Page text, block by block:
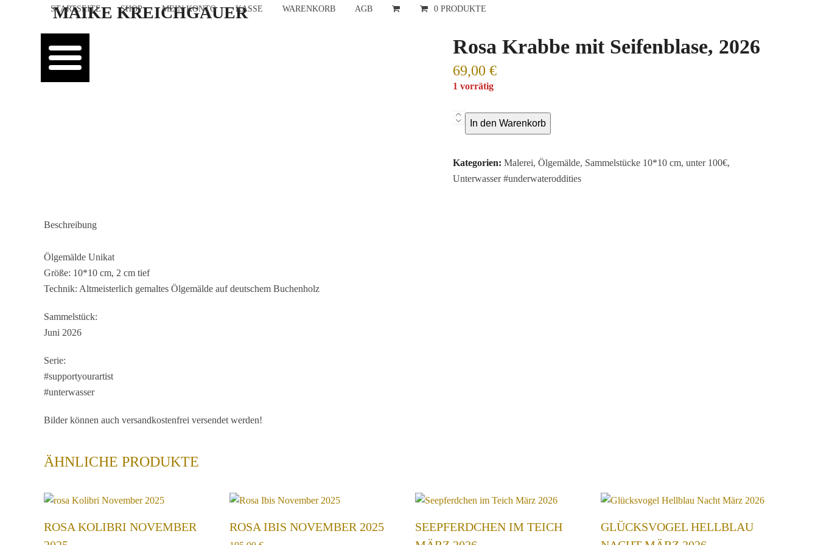
MAIKE KREICHGAUER
STARTSEITE SHOP MEIN KONTO KASSE WARENKORB AGB 0 PRODUKTE
Rosa Krabbe mit Seifenblase, 2026
69,00 €
1 vorrätig
Rosa
Krabbe
Seifenblase,
2026
In den Warenkorb
Kategorien: Malerei, Ölgemälde, Sammelstücke 10*10 cm, unter 100€,
Unterwasser #underwateroddities
Beschreibung
Ölgemälde Unikat
Größe: 10*10 cm, 2 cm tief
Technik: Altmeisterlich gemaltes Ölgemälde auf deutschem Buchenholz
Sammelstück:
Juni 2026
Serie:
#supportyourartist
#unterwasser
Bilder können auch versandkostenfrei versendet werden!
ÄHNLICHE PRODUKTE
ROSA KOLIBRI NOVEMBER
ROSA IBIS NOVEMBER 2025
SEEPFERDCHEN IM TEICH
GLÜCKSVOGEL HELLBLAU